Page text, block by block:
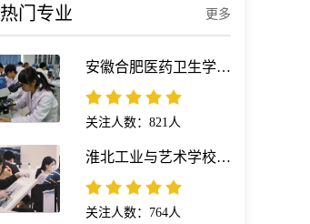
热门专业 更多
安徽合肥医药卫生学校（安徽红十字会卫生学校）医学影像技术专业
关注人数：821人
淮北工业与艺术学校绘画专业
关注人数：764人